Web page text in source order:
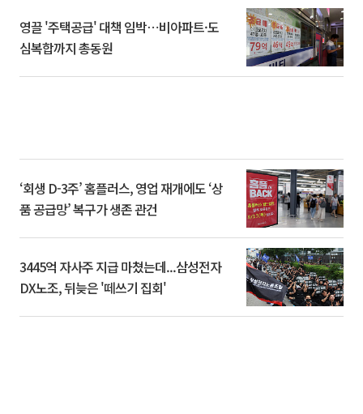
영끌 '주택공급' 대책 임박⋯비아파트·도
심복합까지 총동원
‘회생 D-3주’ 홈플러스, 영업 재개에도 ‘상
품 공급망’ 복구가 생존 관건
3445억 자사주 지급 마쳤는데...삼성전자
DX노조, 뒤늦은 '떼쓰기 집회'